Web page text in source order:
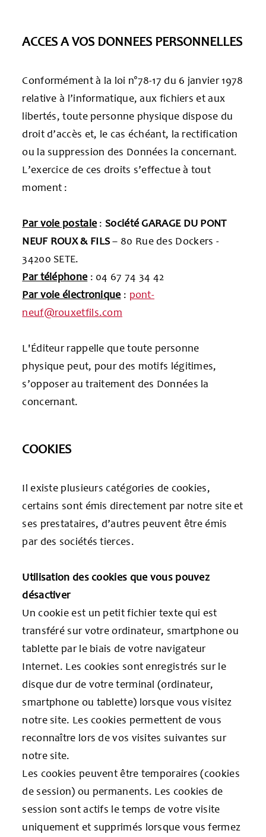
ACCES A VOS DONNEES PERSONNELLES
Conformément à la loi n°78-17 du 6 janvier 1978
relative à l’informatique, aux fichiers et aux
libertés, toute personne physique dispose du
droit d’accès et, le cas échéant, la rectification
ou la suppression des Données la concernant.
L’exercice de ces droits s’effectue à tout
moment :
Par voie postale: Société GARAGE DU PONT
NEUF ROUX & FILS– 80 Rue des Dockers -
34200 SETE.
Par téléphone: 04 67 74 34 42
Par voie électronique: pont-
neuf@rouxetfils.com
L'Éditeur rappelle que toute personne
physique peut, pour des motifs légitimes,
s’opposer au traitement des Données la
concernant.
COOKIES
Il existe plusieurs catégories de cookies,
certains sont émis directement par notre site et
ses prestataires, d’autres peuvent être émis
par des sociétés tierces.
Utilisation des cookies que vous pouvez
désactiver
Un cookie est un petit fichier texte qui est
transféré sur votre ordinateur, smartphone ou
tablette par le biais de votre navigateur
Internet. Les cookies sont enregistrés sur le
disque dur de votre terminal (ordinateur,
smartphone ou tablette) lorsque vous visitez
notre site. Les cookies permettent de vous
reconnaître lors de vos visites suivantes sur
notre site.
Les cookies peuvent être temporaires (cookies
de session) ou permanents. Les cookies de
session sont actifs le temps de votre visite
uniquement et supprimés lorsque vous fermez